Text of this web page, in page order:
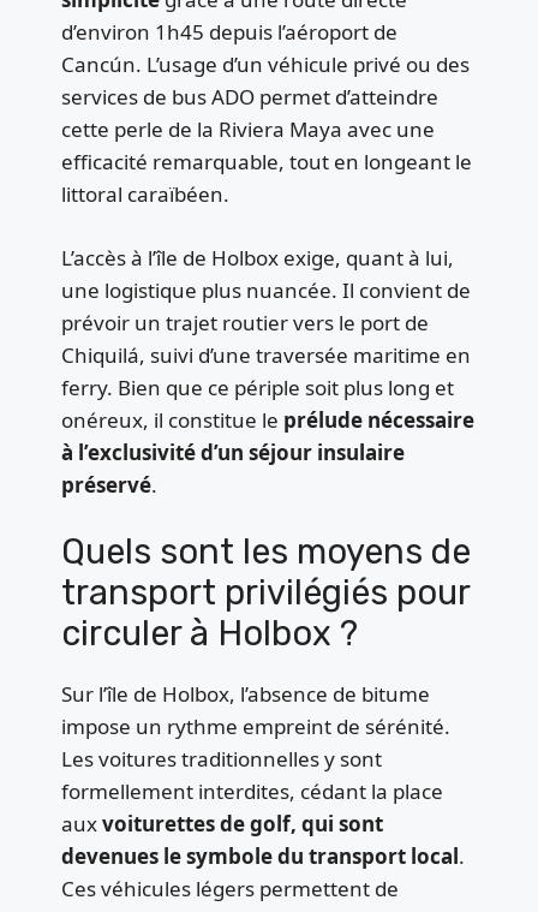
d’environ 1h45 depuis l’aéroport de
Cancún. L’usage d’un véhicule privé ou des
services de bus ADO permet d’atteindre
cette perle de la Riviera Maya avec une
efficacité remarquable, tout en longeant le
littoral caraïbéen.
L’accès à l’île de Holbox exige, quant à lui,
une logistique plus nuancée. Il convient de
prévoir un trajet routier vers le port de
Chiquilá, suivi d’une traversée maritime en
ferry. Bien que ce périple soit plus long et
onéreux, il constitue le prélude nécessaire
à l’exclusivité d’un séjour insulaire
préservé.
Quels sont les moyens de
transport privilégiés pour
circuler à Holbox ?
Sur l’île de Holbox, l’absence de bitume
impose un rythme empreint de sérénité.
Les voitures traditionnelles y sont
formellement interdites, cédant la place
auxvoiturettes de golf, qui sont
devenues le symbole du transport local.
Ces véhicules légers permettent de